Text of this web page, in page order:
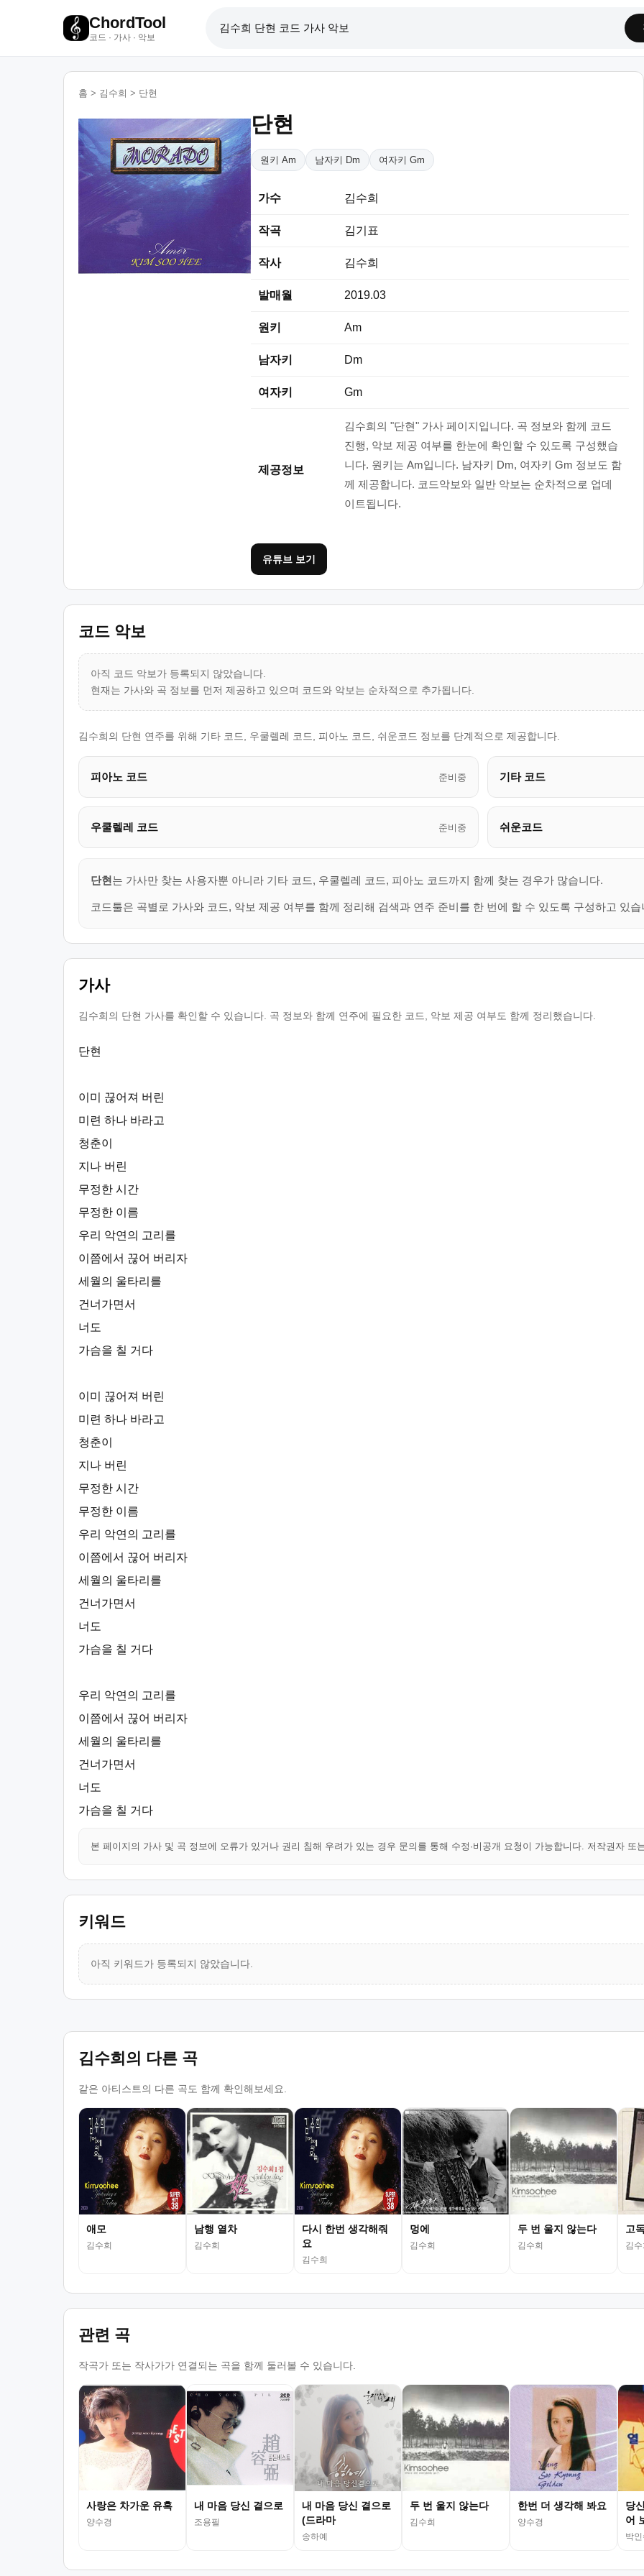
ChordTool
코드 · 가사 · 악보
홈 > 김수희 > 단현
단현
원키 Am 남자키 Dm 여자키 Gm
가수 김수희
작곡 김기표
작사 김수희
발매월 2019.03
원키 Am
남자키 Dm
여자키 Gm
제공정보
김수희의 "단현" 가사 페이지입니다. 곡 정보와 함께 코드
진행, 악보 제공 여부를 한눈에 확인할 수 있도록 구성했습
니다. 원키는 Am입니다. 남자키 Dm, 여자키 Gm 정보도 함
께 제공합니다. 코드악보와 일반 악보는 순차적으로 업데
이트됩니다.
유튜브 보기
코드 악보
아직 코드 악보가 등록되지 않았습니다.
현재는 가사와 곡 정보를 먼저 제공하고 있으며 코드와 악보는 순차적으로 추가됩니다.
김수희의 단현 연주를 위해 기타 코드, 우쿨렐레 코드, 피아노 코드, 쉬운코드 정보를 단계적으로 제공합니다.
피아노 코드 준비중 기타 코드
우쿨렐레 코드 준비중 쉬운코드
단현는 가사만 찾는 사용자뿐 아니라 기타 코드, 우쿨렐레 코드, 피아노 코드까지 함께 찾는 경우가 많습니다.
코드툴은 곡별로 가사와 코드, 악보 제공 여부를 함께 정리해 검색과 연주 준비를 한 번에 할 수 있도록 구성하고 있습
가사
김수희의 단현 가사를 확인할 수 있습니다. 곡 정보와 함께 연주에 필요한 코드, 악보 제공 여부도 함께 정리했습니다.
단현
이미 끊어져 버린
미련 하나 바라고
청춘이
지나 버린
무정한 시간
무정한 이름
우리 악연의 고리를
이쯤에서 끊어 버리자
세월의 울타리를
건너가면서
너도
가슴을 칠 거다
이미 끊어져 버린
미련 하나 바라고
청춘이
지나 버린
무정한 시간
무정한 이름
우리 악연의 고리를
이쯤에서 끊어 버리자
세월의 울타리를
건너가면서
너도
가슴을 칠 거다
우리 악연의 고리를
이쯤에서 끊어 버리자
세월의 울타리를
건너가면서
너도
가슴을 칠 거다
본 페이지의 가사 및 곡 정보에 오류가 있거나 권리 침해 우려가 있는 경우 문의를 통해 수정·비공개 요청이 가능합니다. 저작권자
키워드
아직 키워드가 등록되지 않았습니다.
김수희의 다른 곡
같은 아티스트의 다른 곡도 함께 확인해보세요.
애모
김수희
남행 열차
김수희
다시 한번 생각해줘
요
김수희
멍에
김수희
두 번 울지 않는다
김수희
고
김
관련 곡
작곡가 또는 작사가가 연결되는 곡을 함께 둘러볼 수 있습니다.
사랑은 차가운 유혹
양수경
내 마음 당신 곁으로
조용필
내 마음 당신 곁으로
(드라마
송하예
두 번 울지 않는다
김수희
한번 더 생각해 봐요
양수경
당
어
박